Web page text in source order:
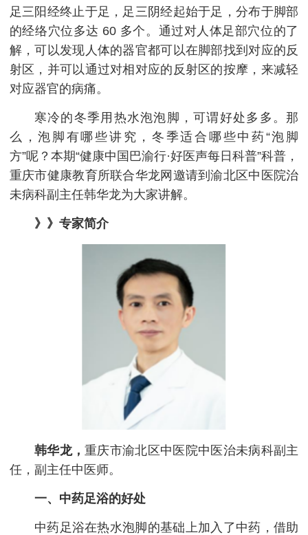
足三阳经终止于足，足三阴经起始于足，分布于脚部
的经络穴位多达 60 多个。通过对人体足部穴位的了
解，可以发现人体的器官都可以在脚部找到对应的反
射区，并可以通过对相对应的反射区的按摩，来减轻
对应器官的病痛。
寒冷的冬季用热水泡泡脚，可谓好处多多。那
么，泡脚有哪些讲究，冬季适合哪些中药“泡脚
方”呢？本期“健康中国巴渝行·好医声每日科普”科普，
重庆市健康教育所联合华龙网邀请到渝北区中医院治
未病科副主任韩华龙为大家讲解。
》》专家简介
韩华龙，重庆市渝北区中医院中医治未病科副主
任，副主任中医师。
一、中药足浴的好处
中药足浴在热水泡脚的基础上加入了中药，借助